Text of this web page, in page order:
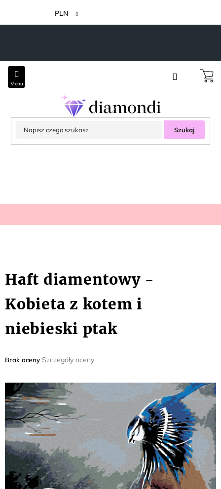
treści
PLN
Szukaj
Haft diamentowy -
Kobieta z kotem i
niebieski ptak
Średnia
wynosi
0,0
na
5
gwiazdek.
Brak oceny Szczegóły oceny